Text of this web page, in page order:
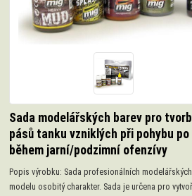
Sada modelářských barev pro
pásů tanku vzniklých při pohybu
během jarní/podzimní ofenzívy
Popis výrobku: Sada profesionálních
modelu osobitý charakter. Sada je určena pro